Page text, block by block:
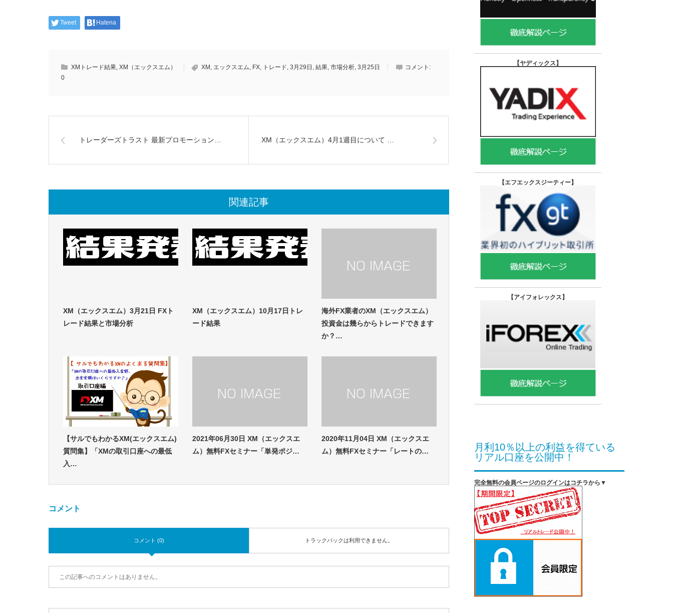
Tweet Hatena
XMトレード結果, XM（エックスエム） XM , エックスエム, FX, トレード, 3月29日 , 結果, 市場分析, 3月25日
コメント:
0
トレーダーズトラスト 最新プロモーション… XM（エックスエム）4月1週目について …
関連記事
XM（エックスエム）3月21日 FXト
レード結果と市場分析
XM（エックスエム）10月17日トレ
ード結果
海外FX業者のXM（エックスエム）
投資金は幾らからトレードできます
か？…
【サルでもわかるXM(エックスエム)
質問集】「XMの取引口座への最低
入…
2021年06月30日 XM（エックスエ
ム）無料FXセミナー「単発ポジ…
2020年11月04日 XM（エックスエ
ム）無料FXセミナー「レートの…
コメント
コメント (0) トラックバックは利用できません。
この記事へのコメントはありません。
【ヤディックス 】
【エフエックスジーティー】
【アイフォレックス】
月利10％以上の利益を得ている
リアル口座を公開中！
完全無料の会員ページのログインはコチラから▼